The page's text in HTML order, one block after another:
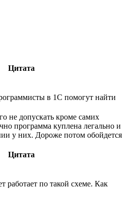
Цитата
в 1С помогут найти
не допускать кроме самих
программа куплена легально и
у них. Дороже потом обойдется
Цитата
работает по такой схеме. Как